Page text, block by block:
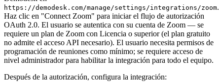
https://demodesk.com/manage/settings/integrations/zoom.
Haz clic en "Connect Zoom" para iniciar el flujo de autorización
OAuth 2.0. El usuario se autentica con su cuenta de Zoom — se
requiere un plan de Zoom con Licencia o superior (el plan gratuito
no admite el acceso API necesario). El usuario necesita permisos de
programación de reuniones como mínimo; se requiere acceso de
nivel administrador para habilitar la integración para todo el equipo.
Después de la autorización, configura la integración: